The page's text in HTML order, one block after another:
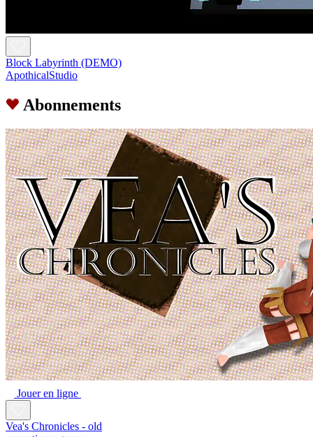
Block Labyrinth (DEMO)
ApothicalStudio
Abonnements
Jouer en ligne
Vea's Chronicles - old